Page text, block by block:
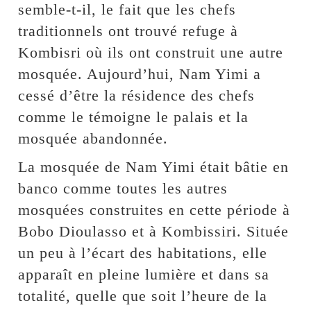
semble-t-il, le fait que les chefs
traditionnels ont trouvé refuge à
Kombisri où ils ont construit une autre
mosquée. Aujourd’hui, Nam Yimi a
cessé d’être la résidence des chefs
comme le témoigne le palais et la
mosquée abandonnée.
La mosquée de Nam Yimi était bâtie en
banco comme toutes les autres
mosquées construites en cette période à
Bobo Dioulasso et à Kombissiri. Située
un peu à l’écart des habitations, elle
apparaît en pleine lumière et dans sa
totalité, quelle que soit l’heure de la